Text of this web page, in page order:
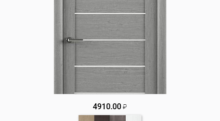
4910.00 ₽